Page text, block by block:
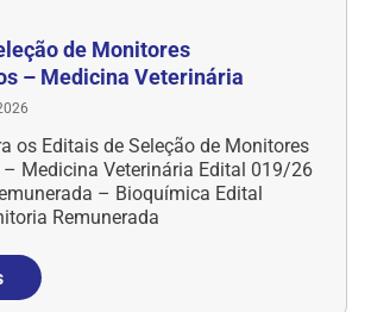
de Monitores
– Medicina Veterinária
os Editais de Seleção de Monitores
– Medicina Veterinária Edital 019/26
– Bioquímica Edital
Remunerada